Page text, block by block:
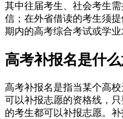
其中往届考生、社会考生
信；在外省借读的考生须
期内的高考综合考试或学业
高考补报名是什
高考补报名是指当某个高
可以补报志愿的资格线，
的考生都可以补报志愿。